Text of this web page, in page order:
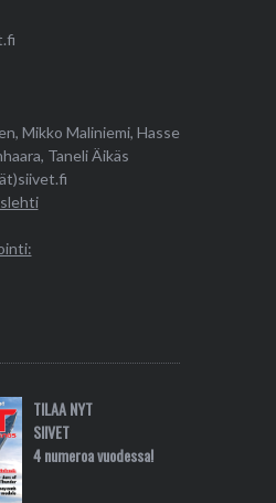
Mikko Maliniemi, Hasse
Taneli Äikäs
TILAA NYT
SIIVET
4 numeroa vuodessa!